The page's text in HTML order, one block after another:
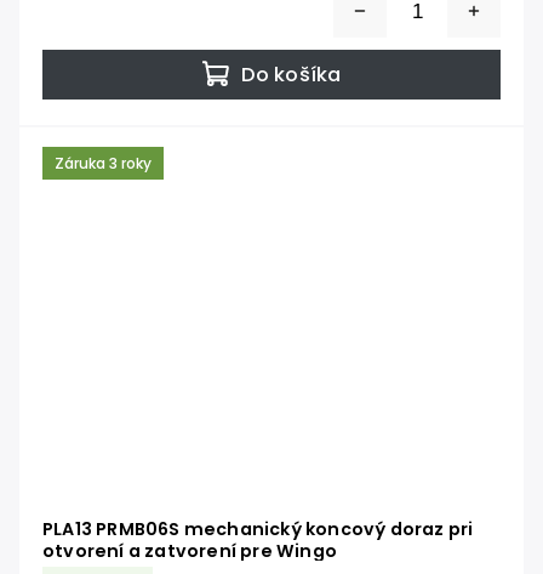
Do košíka
Záruka 3 roky
PLA13 PRMB06S mechanický koncový doraz pri
otvorení a zatvorení pre Wingo